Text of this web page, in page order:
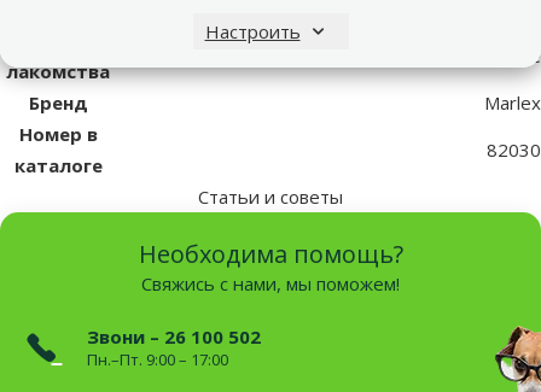
Настроить
лакомства
Сушеное
Бренд
Marlex
Номер в
каталоге
82030
Статьи и советы
Необходима помощь?
Свяжись с нами, мы поможем!
Звони – 26 100 502
Пн.–Пт. 9:00 – 17:00